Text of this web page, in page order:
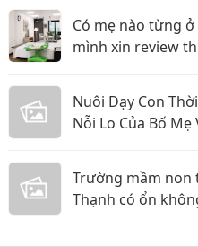
Có mẹ nào từng
mình xin review
Nuôi Dạy Con
Nỗi Lo Của Bố Mẹ
Trường mầm non
Thạnh có ổn